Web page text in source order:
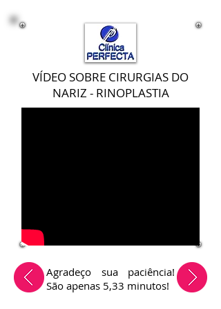
VÍDEO SOBRE CIRURGIAS DO
NARIZ - RINOPLASTIA
Agradeço sua paciência!
São apenas 5,33 minutos!